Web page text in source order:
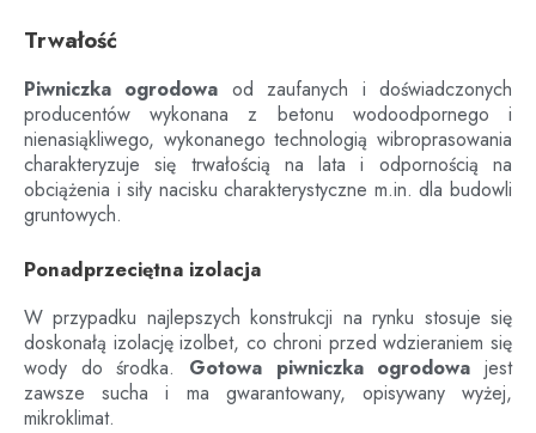
Trwałość
Piwniczka ogrodowa od zaufanych i doświadczonych
producentów wykonana z betonu wodoodpornego i
nienasiąkliwego, wykonanego technologią wibroprasowania
charakteryzuje się trwałością na lata i odpornością na
obciążenia i siły nacisku charakterystyczne m.in. dla budowli
gruntowych.
Ponadprzeciętna izolacja
W przypadku najlepszych konstrukcji na rynku stosuje się
doskonałą izolację izolbet, co chroni przed wdzieraniem się
wody do środka. Gotowa piwniczka ogrodowa jest
zawsze sucha i ma gwarantowany, opisywany wyżej,
mikroklimat.